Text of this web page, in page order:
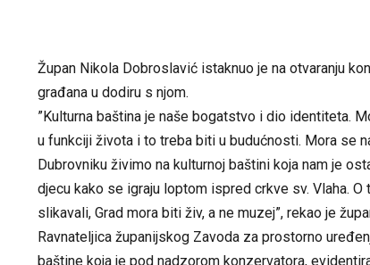
Župan Nikola Dobroslavić istaknuo je na otvaranju
građana u dodiru s njom.
”Kulturna baština je naše bogatstvo i dio identiteta.
u funkciji života i to treba biti u budućnosti. Mora se
Dubrovniku živimo na kulturnoj baštini koja nam je
djecu kako se igraju loptom ispred crkve sv. Vlaha.
slikavali, Grad mora biti živ, a ne muzej”, rekao je
Ravnateljica županijskog Zavoda za prostorno
baštine koja je pod nadzorom konzervatora,